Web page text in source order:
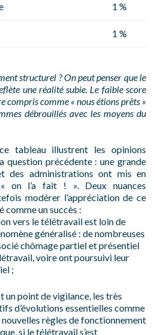
1 %
1 %
structurel ? On peut penser que le
une réalité subie. Le faible score
compris comme « nous étions prêts »
débrouillés avec les moyens du
tableau illustrent les opinions
question précédente : une grande
des administrations ont mis en
on l’a fait ! ». Deux nuances
modérer l’appréciation de ce
un succès :
vers le télétravail est loin de
généralisé : de nombreuses
chômage partiel et présentiel
voire ont poursuivi leur
;
un point de vigilance, les très
d’évolutions essentielles comme
nouvelles règles de fonctionnement
si le télétravail s’est